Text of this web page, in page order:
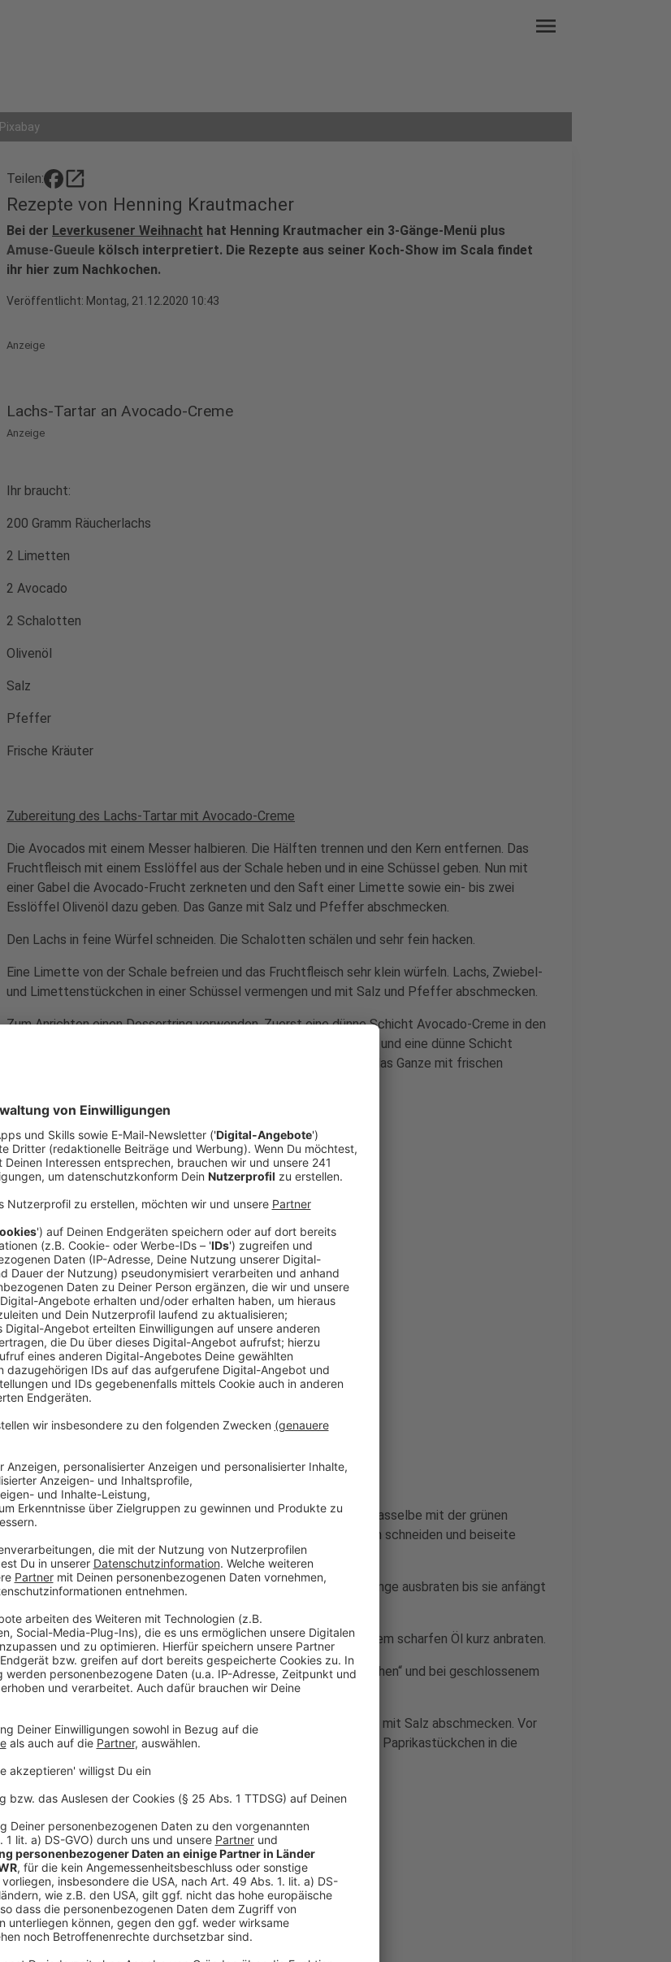
menu
Pixabay
Teilen: open_in_new
Rezepte von Henning Krautmacher
Bei der Leverkusener Weihnacht hat Henning Krautmacher ein 3-Gänge-Menü plus
Amuse-Gueule kölsch interpretiert. Die Rezepte aus seiner Koch-Show im Scala findet
ihr hier zum Nachkochen.
Veröffentlicht: Montag, 21.12.2020 10:43
Anzeige
Lachs-Tartar an Avocado-Creme
Anzeige
Ihr braucht:
200 Gramm Räucherlachs
2 Limetten
2 Avocado
2 Schalotten
Olivenöl
Salz
Pfeffer
Frische Kräuter
Zubereitung des Lachs-Tartar mit Avocado-Creme
Die Avocados mit einem Messer halbieren. Die Hälften trennen und den Kern entfernen. Das
Fruchtfleisch mit einem Esslöffel aus der Schale heben und in eine Schüssel geben. Nun mit
einer Gabel die Avocado-Frucht zerkneten und den Saft einer Limette sowie ein- bis zwei
Esslöffel Olivenöl dazu geben. Das Ganze mit Salz und Pfeffer abschmecken.
Den Lachs in feine Würfel schneiden. Die Schalotten schälen und sehr fein hacken.
Eine Limette von der Schale befreien und das Fruchtfleisch sehr klein würfeln. Lachs, Zwiebel-
und Limettenstückchen in einer Schüssel vermengen und mit Salz und Pfeffer abschmecken.
Zum Anrichten einen Dessertring verwenden. Zuerst eine dünne Schicht Avocado-Creme in den
Ring geben und dann mit einem viertel des Lachstartars auffüllen und eine dünne Schicht
Avocado-Creme auftragen. Anschließend den Ring abziehen und das Ganze mit frischen
Anzeige
Paprika-Suppe
Anzeige
Ihr braucht:
8 rote Paprika
1 grüne Paprika
1 Chili-Schote
40 ml Olivenöl
Salz
Zubereitung:
Die roten Paprika waschen, entkernen und in Stücke schneiden. Dasselbe mit der grünen
Paprika Schote machen - allerdings in sehr feine Würfelstückchen schneiden und beiseite
legen.
Das Oliven – Öl im Topf erhitzen und die Chili – Schote darin so lange ausbraten bis sie anfängt
Jetzt die Schote herausnehmen und die roten Paprikastücke in dem scharfen Öl kurz anbraten.
Nun das Ganze leicht salzen, damit die Paprikastücke „Wasser ziehen“ und bei geschlossenem
Deckel circa 12-15 Minuten gar kochen.
Mit einem Pürierstab die weichen Paprikastücke fein pürieren und mit Salz abschmecken. Vor
dem servieren einen Esslöffel von den rohen, gewürfelten, grünen Paprikastückchen in die
Teller-Mitte geben.
Anzeige
Himmel un‘ Flönz
Anzeige
Ihr braucht: